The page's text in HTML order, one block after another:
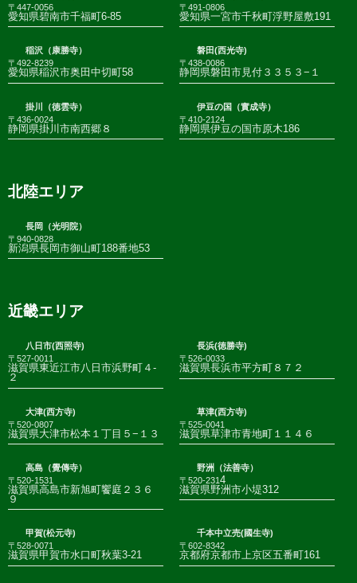
〒447-0056
愛知県碧南市千福町6-85
〒491-0806
愛知県一宮市千秋町浮野屋敷191
稲沢（康勝寺）
〒492-8239
愛知県稲沢市奥田中切町58
磐田(西光寺)
〒438-0086
静岡県磐田市見付３３５３−１
掛川（徳雲寺）
〒436-0024
静岡県掛川市南西郷８
伊豆の国（實成寺）
〒410-2124
静岡県伊豆の国市原木186
北陸エリア
長岡（光明院）
〒940-0828
新潟県長岡市御山町188番地53
近畿エリア
八日市(西照寺)
〒527-0011
滋賀県東近江市八日市浜野町４-
２
長浜(徳勝寺)
〒526-0033
滋賀県長浜市平方町８７２
大津(西方寺)
〒520-0807
滋賀県大津市松本１丁目５−１３
草津(西方寺)
〒525-0041
滋賀県草津市青地町１１４６
高島（覺傳寺）
〒520-1531
滋賀県高島市新旭町饗庭２３６
９
野洲（法善寺）
〒520-2314
滋賀県野洲市小堤312
甲賀(松元寺)
〒528-0071
滋賀県甲賀市水口町秋葉3-21
千本中立売(國生寺)
〒602-8342
京都府京都市上京区五番町161